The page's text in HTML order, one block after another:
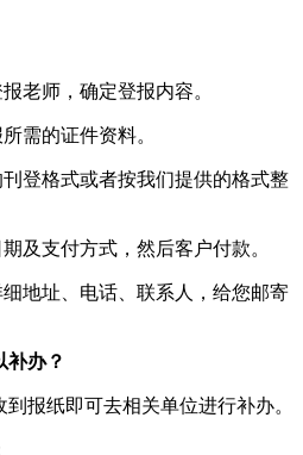
老师，确定登报内容。
需的证件资料。
登格式或者按我们提供的格式整
及支付方式，然后客户付款。
地址、电话、联系人，给您邮寄
补办？
报纸即可去相关单位进行补办。